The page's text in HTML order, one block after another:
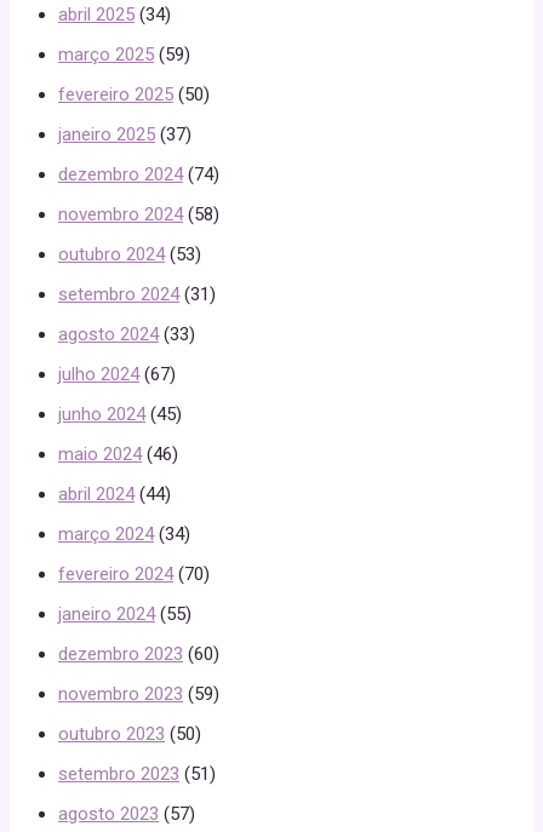
abril 2025 (34)
março 2025 (59)
fevereiro 2025 (50)
janeiro 2025 (37)
dezembro 2024(74)
novembro 2024(58)
outubro 2024(53)
setembro 2024(31)
agosto 2024(33)
julho 2024(67)
junho 2024(45)
maio 2024(46)
abril 2024(44)
março 2024(34)
fevereiro 2024(70)
janeiro 2024(55)
dezembro 2023 (60)
novembro 2023 (59)
outubro 2023 (50)
setembro 2023 (51)
agosto 2023 (57)